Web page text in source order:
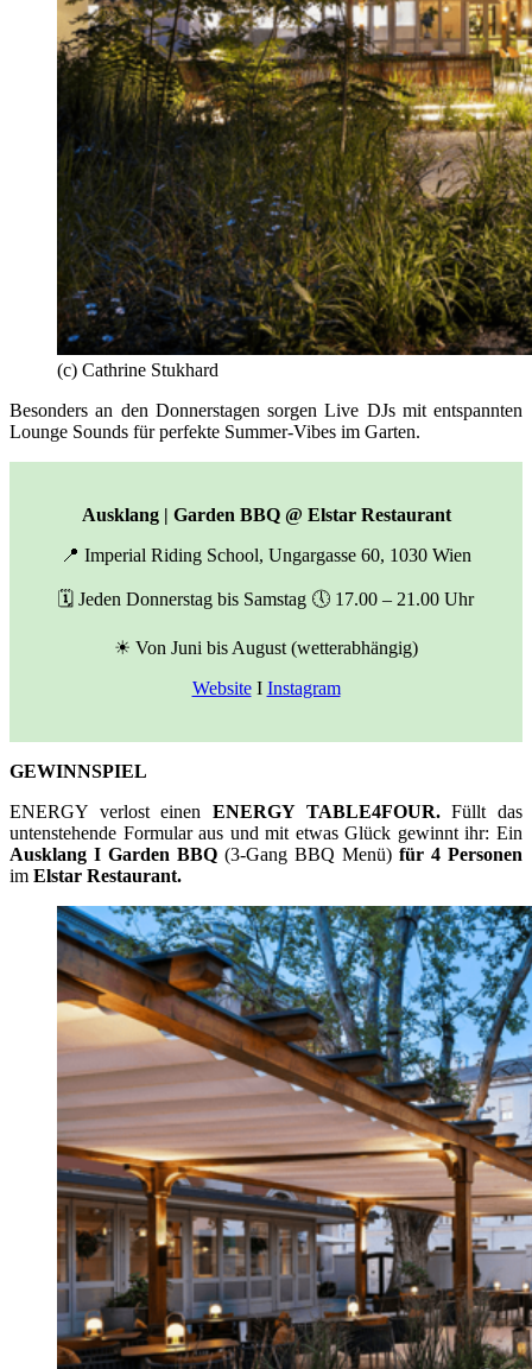
(c) Cathrine Stukhard
Besonders an den Donnerstagen sorgen Live DJs mit entspannten
Lounge Sounds für perfekte Summer-Vibes im Garten.
Ausklang | Garden BBQ @ Elstar Restaurant
📍 Imperial Riding School, Ungargasse 60, 1030 Wien
🗓️ Jeden Donnerstag bis Samstag 🕔 17.00 – 21.00 Uhr
☀ Von Juni bis August (wetterabhängig)
WebsiteI Instagram
GEWINNSPIEL
ENERGY verlost einen ENERGY TABLE4FOUR.Füllt das
untenstehende Formular aus und mit etwas Glück gewinnt ihr: Ein
Ausklang I Garden BBQ (3-Gang BBQ Menü) für 4 Personen
im Elstar Restaurant.